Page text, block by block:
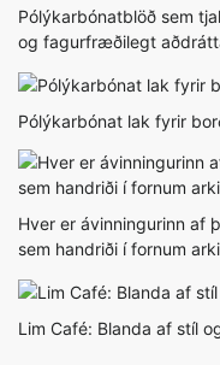
Pólýkarbónatblöð sem
og fagurfræðilegt
Pólýkarbónat lak fyrir
Hver er ávinningurinn af
sem handriði í fornum
Lim Café: Blanda af stíl